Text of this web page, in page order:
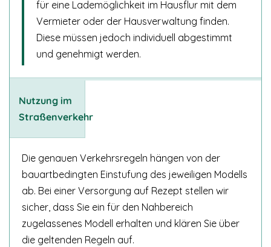
für eine Lademöglichkeit im Hausflur mit dem
Vermieter oder der Hausverwaltung finden.
Diese müssen jedoch individuell abgestimmt
und genehmigt werden.
Nutzung im
Straßenverkehr
Die genauen Verkehrsregeln hängen von der
bauartbedingten Einstufung des jeweiligen Modells
ab. Bei einer Versorgung auf Rezept stellen wir
sicher, dass Sie ein für den Nahbereich
zugelassenes Modell erhalten und klären Sie über
die geltenden Regeln auf.